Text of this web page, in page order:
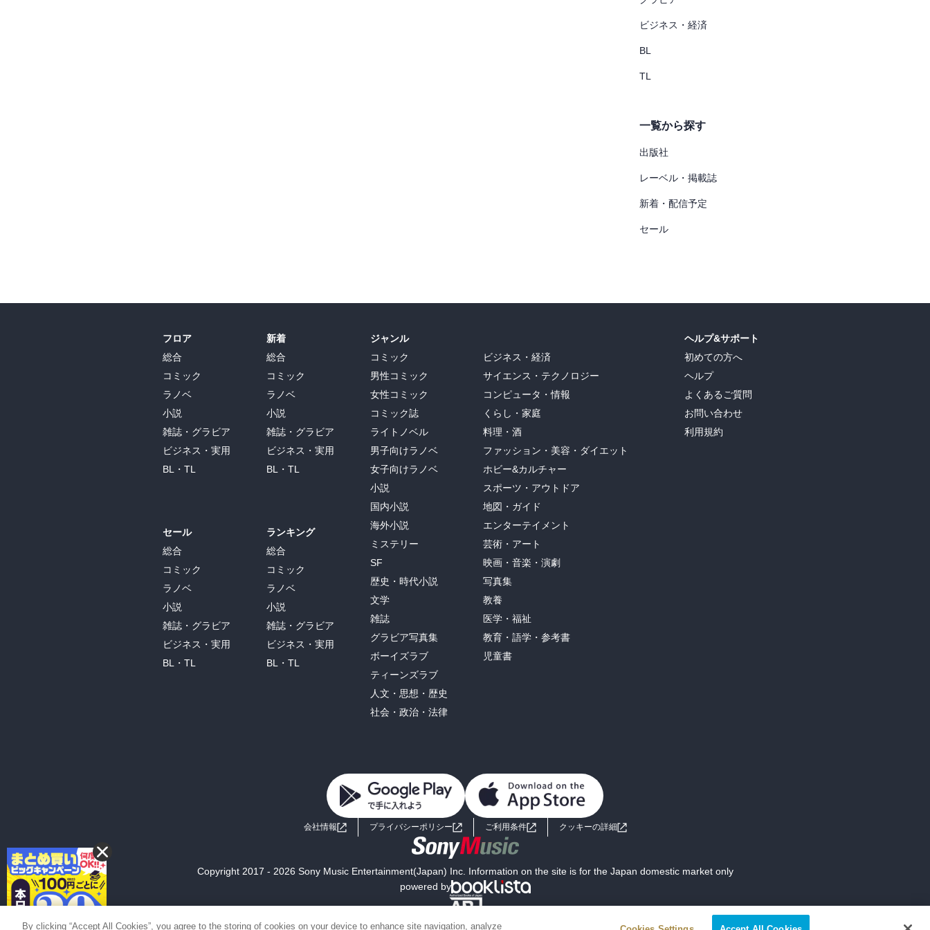
ビジネス・経済
BL
TL
一覧から探す
出版社
レーベル・掲載誌
新着・配信予定
セール
フロア
総合
コミック
ラノベ
小説
雑誌・グラビア
ビジネス・実用
BL・TL
セール
総合
コミック
ラノベ
小説
雑誌・グラビア
ビジネス・実用
BL・TL
新着
総合
コミック
ラノベ
小説
雑誌・グラビア
ビジネス・実用
BL・TL
ランキング
総合
コミック
ラノベ
小説
雑誌・グラビア
ビジネス・実用
BL・TL
ジャンル
コミック
男性コミック
女性コミック
コミック誌
ライトノベル
男子向けラノベ
女子向けラノベ
小説
国内小説
海外小説
ミステリー
SF
歴史・時代小説
文学
雑誌
グラビア写真集
ボーイズラブ
ティーンズラブ
人文・思想・歴史
社会・政治・法律
ビジネス・経済
サイエンス・テクノロジー
コンピュータ・情報
くらし・家庭
料理・酒
ファッション・美容・ダイエット
ホビー&カルチャー
スポーツ・アウトドア
地図・ガイド
エンターテイメント
芸術・アート
映画・音楽・演劇
写真集
教養
医学・福祉
教育・語学・参考書
児童書
ヘルプ&サポート
初めての方へ
ヘルプ
よくあるご質問
お問い合わせ
利用規約
会社情報 プライバシーポリシー ご利用条件 クッキーの詳細
Copyright 2017 - 2026 Sony Music Entertainment(Japan) Inc. Information on the site is for the Japan domestic market only
powered by
By clicking “Accept All Cookies”, you agree to the storing of cookies on your device to enhance site navigation, analyze